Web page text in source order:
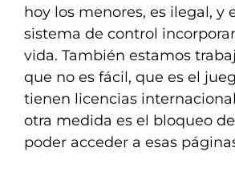
hoy los menores, es ilegal, y
sistema de control
vida. También estamos
que no es fácil, que es el
tienen licencias
otra medida es el bloqueo
poder acceder a esas